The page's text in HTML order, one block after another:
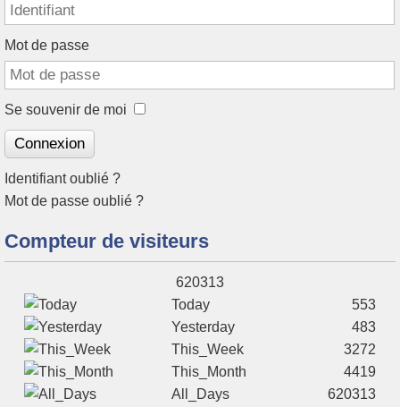
Mot de passe
Se souvenir de moi
Connexion
Identifiant oublié ?
Mot de passe oublié ?
Compteur de visiteurs‎
620313
Today
553
Yesterday
483
This_Week
3272
This_Month
4419
All_Days
620313